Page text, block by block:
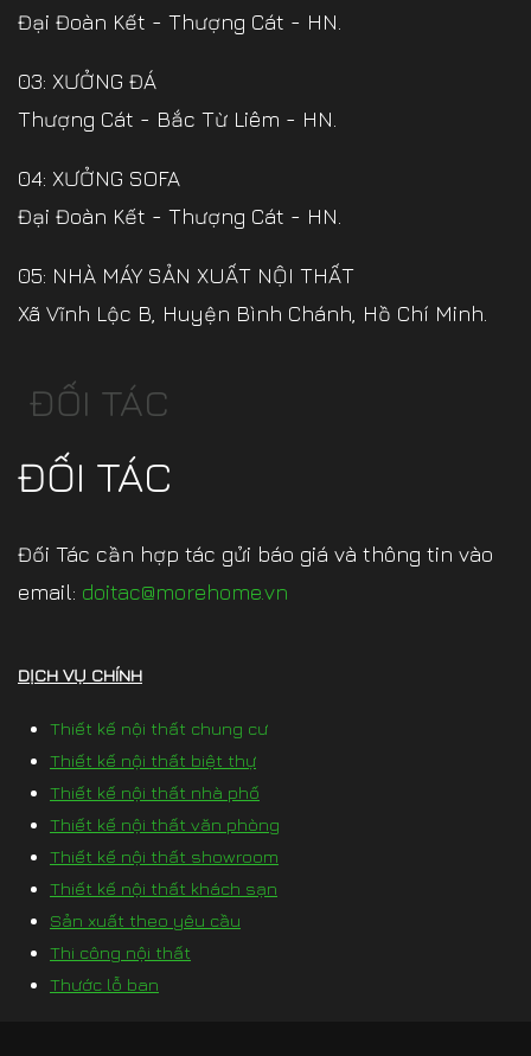
Đại Đoàn Kết - Thượng Cát - HN.
03: XƯỞNG ĐÁ
Thượng Cát - Bắc Từ Liêm - HN.
04: XƯỞNG SOFA
Đại Đoàn Kết - Thượng Cát - HN.
05: NHÀ MÁY SẢN XUẤT NỘI THẤT
Xã Vĩnh Lộc B, Huyện Bình Chánh, Hồ Chí Minh.
ĐỐI TÁC
ĐỐI TÁC
Đối Tác cần hợp tác gửi báo giá và thông tin vào
email: doitac@morehome.vn
DỊCH VỤ CHÍNH
Thiết kế nội thất chung cư
Thiết kế nội thất biệt thự
Thiết kế nội thất nhà phố
Thiết kế nội thất văn phòng
Thiết kế nội thất showroom
Thiết kế nội thất khách sạn
Sản xuất theo yêu cầu
Thi công nội thất
Thước lỗ ban